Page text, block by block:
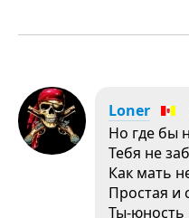
Loner
Но где бы
Тебя не
Как мать
Простая и
Ты-юность